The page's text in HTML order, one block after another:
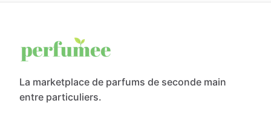
La marketplace de parfums de seconde main
entre particuliers.